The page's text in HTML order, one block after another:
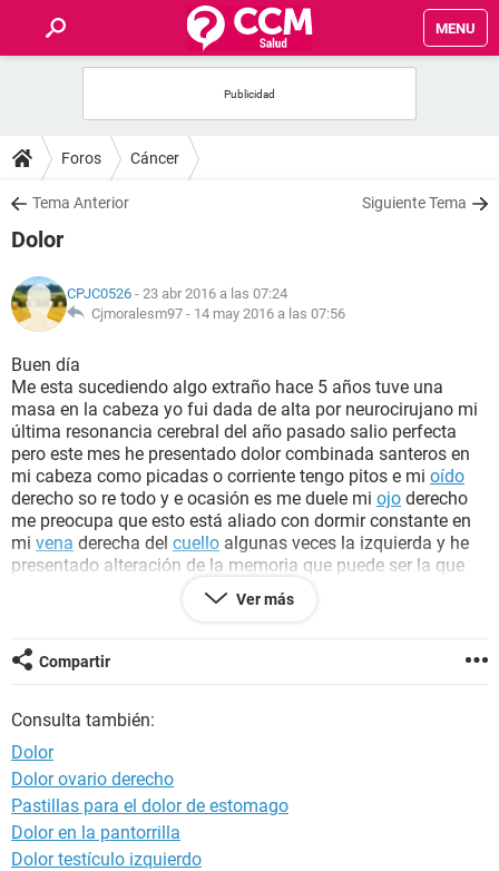
MENU
FOROS
SALUD
NUTRICIÓN
BIENESTAR
SEXUALIDAD
GLOSARIO
Foros Cáncer
Tema Anterior Siguiente Tema
Dolor
CPJC0526 - 23 abr 2016 a las 07:24
Cjmoralesm97 - 14 may 2016 a las 07:56
Buen día
Me esta sucediendo algo extraño hace 5 años tuve una
masa en la cabeza yo fui dada de alta por neurocirujano mi
última resonancia cerebral del año pasado salio perfecta
pero este mes he presentado dolor combinada santeros en
mi cabeza como picadas o corriente tengo pitos e mi oído
derecho so re todo y e ocasión es me duele mi ojo derecho
me preocupa que esto está aliado con dormir constante en
mi vena derecha del cuello algunas veces la izquierda y he
presentado alteración de la memoria que puede ser la que
Ver más
Compartir
Consulta también:
Dolor
Dolor ovario derecho
Pastillas para el dolor de estomago
Dolor en la pantorrilla
Dolor testículo izquierdo